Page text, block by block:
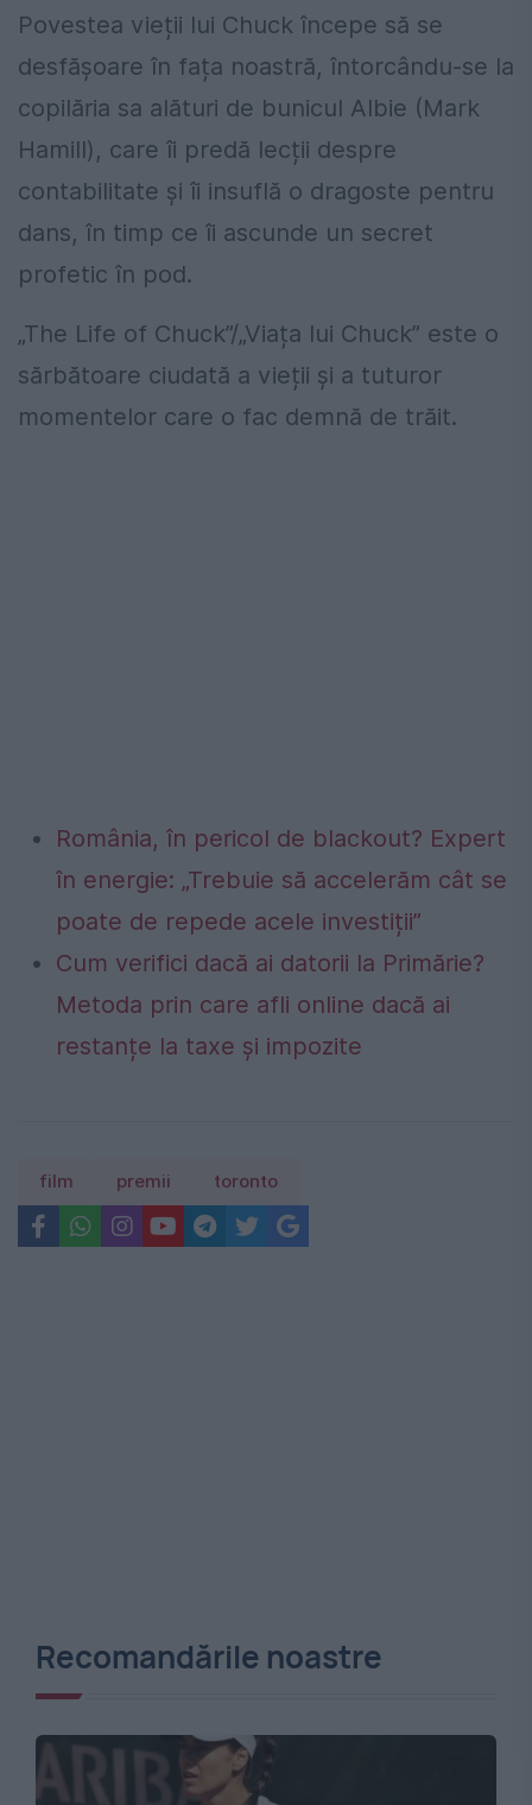
Povestea vieții lui Chuck începe să se
desfășoare în fața noastră, întorcându-se la
copilăria sa alături de bunicul Albie (Mark
Hamill), care îi predă lecții despre
contabilitate și îi insuflă o dragoste pentru
dans, în timp ce îi ascunde un secret
profetic în pod.
„The Life of Chuck”/„Viața lui Chuck” este o
sărbătoare ciudată a vieții și a tuturor
momentelor care o fac demnă de trăit.
România, în pericol de blackout? Expert
în energie: „Trebuie să accelerăm cât se
poate de repede acele investiții”
Cum verifici dacă ai datorii la Primărie?
Metoda prin care afli online dacă ai
restanțe la taxe și impozite
film premii toronto
Recomandările noastre